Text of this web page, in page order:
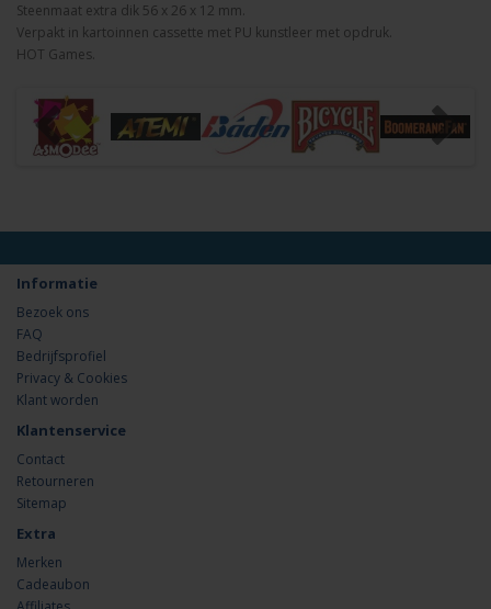
Steenmaat extra dik 56 x 26 x 12 mm.
Verpakt in kartoinnen cassette met PU kunstleer met opdruk.
HOT Games.
Informatie
Bezoek ons
FAQ
Bedrijfsprofiel
Privacy & Cookies
Klant worden
Klantenservice
Contact
Retourneren
Sitemap
Extra
Merken
Cadeaubon